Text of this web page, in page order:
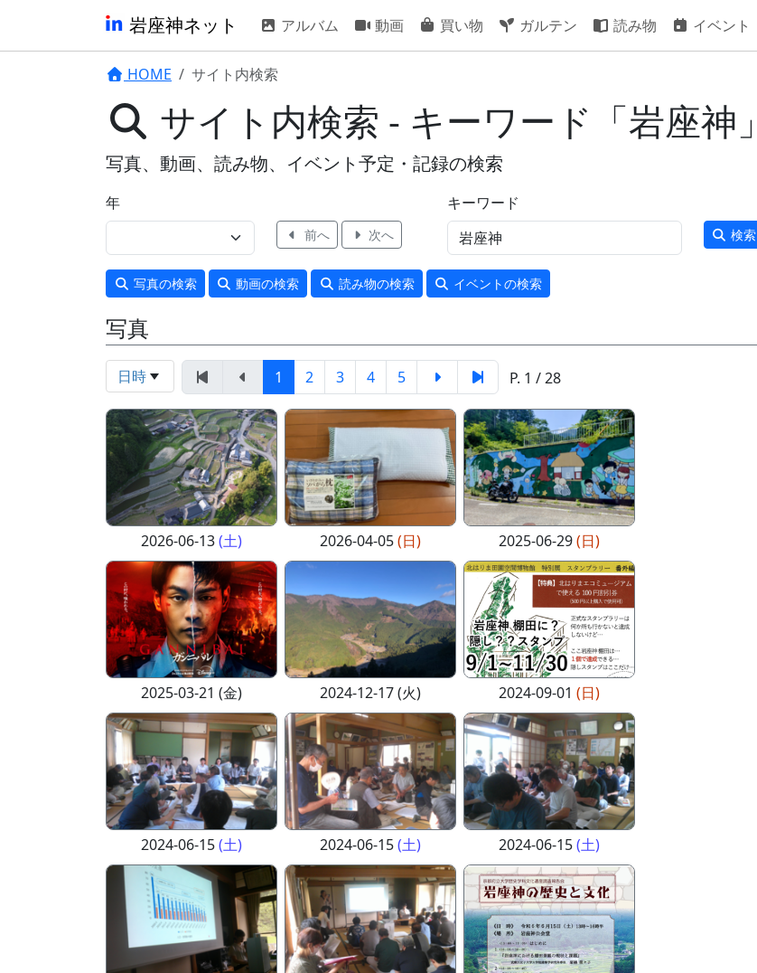
岩座神ネット アルバム 動画 買い物 ガルテン 読み物 イベント
HOME サイト内検索
サイト内検索 - キーワード「岩座神」
写真、動画、読み物、イベント予定・記録の検索
年
前へ 次へ
キーワード
検索
写真の検索 動画の検索 読み物の検索 イベントの検索
写真
日時 1 2 3 4 5 P. 1 / 28
2026-06-13(土) 2026-04-05(日) 2025-06-29(日)
2025-03-21 (金) 2024-12-17 (火) 2024-09-01 (日)
2024-06-15(土) 2024-06-15(土) 2024-06-15(土)